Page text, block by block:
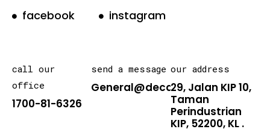
facebook instagram
call our
office
1700-81-6326
send a message
General@decarton.asia
our address
29, Jalan KIP 10,
Taman
Perindustrian
KIP, 52200, KL .